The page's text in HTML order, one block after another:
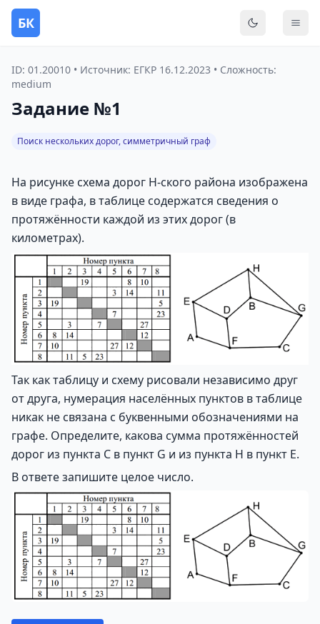
БК
ID: 01.20010 • Источник: ЕГКР 16.12.2023 • Сложность:
medium
Задание №1
Поиск нескольких дорог, симметричный граф
На рисунке схема дорог Н-ского района изображена
в виде графа, в таблице содержатся сведения о
протяжённости каждой из этих дорог (в
километрах).
Так как таблицу и схему рисовали независимо друг
от друга, нумерация населённых пунктов в таблице
никак не связана с буквенными обозначениями на
графе. Определите, какова сумма протяжённостей
дорог из пункта С в пункт G и из пункта Н в пункт Е.
В ответе запишите целое число.